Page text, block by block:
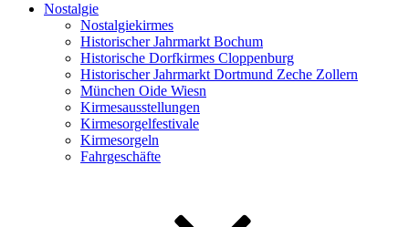
Nostalgie
Nostalgiekirmes
Historischer Jahrmarkt Bochum
Historische Dorfkirmes Cloppenburg
Historischer Jahrmarkt Dortmund Zeche Zollern
München Oide Wiesn
Kirmesausstellungen
Kirmesorgelfestivale
Kirmesorgeln
Fahrgeschäfte